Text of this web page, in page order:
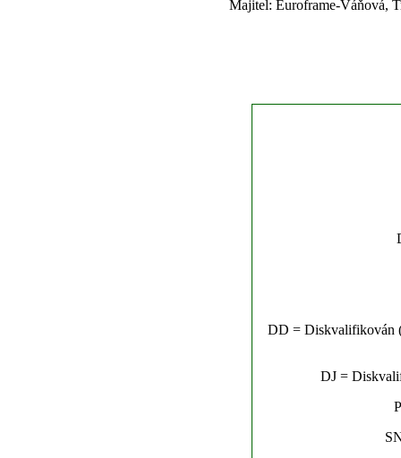
Majitel: Euroframe-Váňová,
DD = Diskvalifikován
DJ =